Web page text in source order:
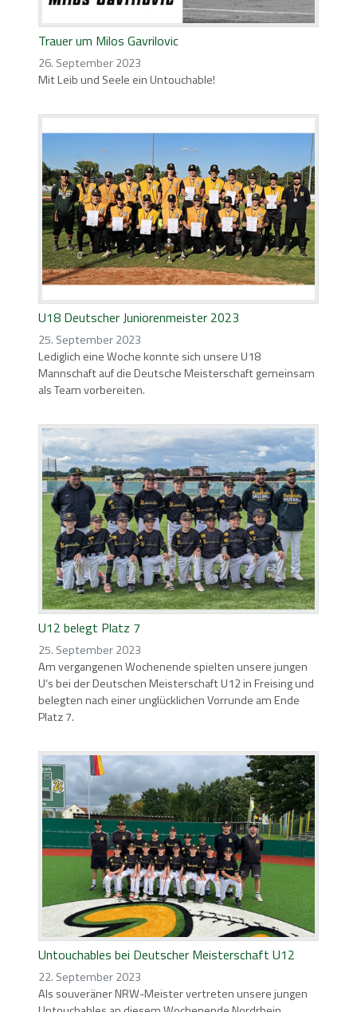
Trauer um Milos Gavrilovic
26. September 2023
Mit Leib und Seele ein Untouchable!
U18 Deutscher Juniorenmeister 2023
25. September 2023
Lediglich eine Woche konnte sich unsere U18
Mannschaft auf die Deutsche Meisterschaft gemeinsam
als Team vorbereiten.
U12 belegt Platz 7
25. September 2023
Am vergangenen Wochenende spielten unsere jungen
U‘s bei der Deutschen Meisterschaft U12 in Freising und
belegten nach einer unglücklichen Vorrunde am Ende
Platz 7.
Untouchables bei Deutscher Meisterschaft U12
22. September 2023
Als souveräner NRW-Meister vertreten unsere jungen